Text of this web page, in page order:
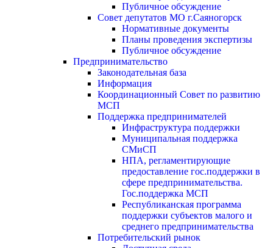
Публичное обсуждение
Совет депутатов МО г.Саяногорск
Нормативные документы
Планы проведения экспертизы
Публичное обсуждение
Предпринимательство
Законодательная база
Информация
Координационный Совет по развитию
МСП
Поддержка предпринимателей
Инфраструктура поддержки
Муниципальная поддержка
СМиСП
НПА, регламентирующие
предоставление гос.поддержки в
сфере предпринимательства.
Гос.поддержка МСП
Республиканская программа
поддержки субъектов малого и
среднего предпринимательства
Потребительский рынок